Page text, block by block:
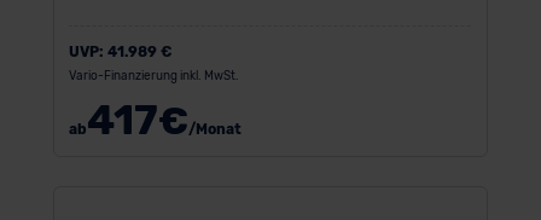
UVP: 41.989 €
Vario-Finanzierung inkl. MwSt.
ab417€/Monat